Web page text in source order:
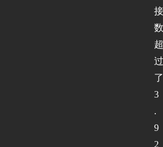
接
数
超
过
了
3
.
9
2